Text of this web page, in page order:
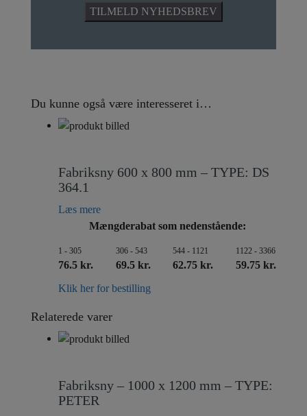
Du kunne også være interesseret i…
Fabriksny 600 x 800 mm – TYPE: DS
364.1
Læs mere
Mængderabat som nedenstående:
1 - 305
76.5 kr.
306 - 543
69.5 kr.
544 - 1121
62.75 kr.
1122 - 3366
59.75 kr.
Klik her for bestilling
Relaterede varer
Fabriksny – 1000 x 1200 mm – TYPE:
PETER